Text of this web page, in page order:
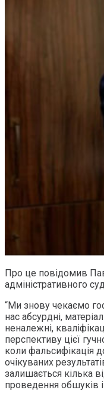
Про це повідомив
адміністративного
“Ми знову чекаємо
нас абсурдні,
неналежні,
перспективу цієї
коли фальсифікація
очікуваних
залишається кілька
проведення обшуків